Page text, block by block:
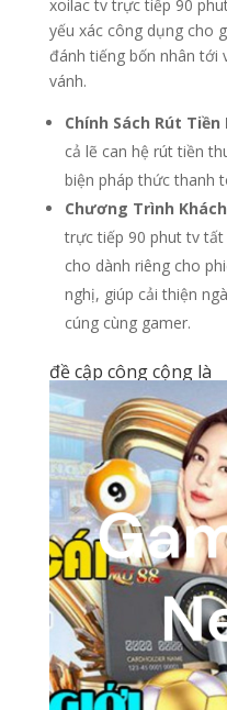
xoilac tv trực tiếp 90
yếu xác công dụng cho
đánh tiếng bốn nhân tới
vánh.
Chính Sách Rút Tiền
cả lẽ can hệ rút tiền
biện pháp thức thanh
Chương Trình
trực tiếp 90 phut tv tất
cho dành riêng cho
nghị, giúp cải thiện
cúng cùng gamer.
đề cập công cộng là